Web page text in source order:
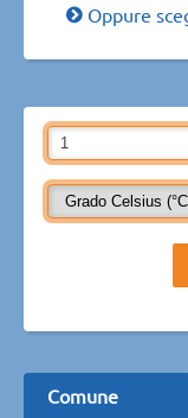
Oppure
Comune